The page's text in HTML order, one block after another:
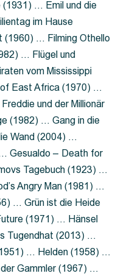
… Emil und die
im Hause
(1960) … Filming Othello
… Flügel und
vom Mississippi
East Africa (1970) …
und der Millionär
(1982) … Gang in die
Wand (2004) …
Gesualdo – Death for
Tagebuch (1923) …
Angry Man (1981) …
… Grün ist die Heide
(1971) … Hänsel
Tugendhat (2013) …
… Helden (1958) …
Gammler (1967) …